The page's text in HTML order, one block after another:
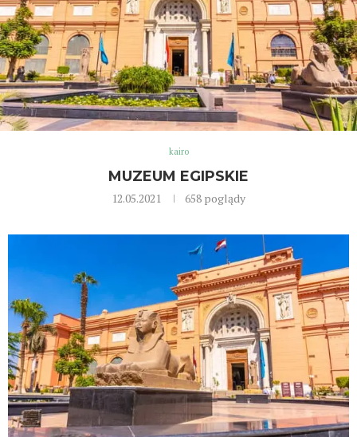
kairo
MUZEUM EGIPSKIE
12.05.2021 658 poglądy